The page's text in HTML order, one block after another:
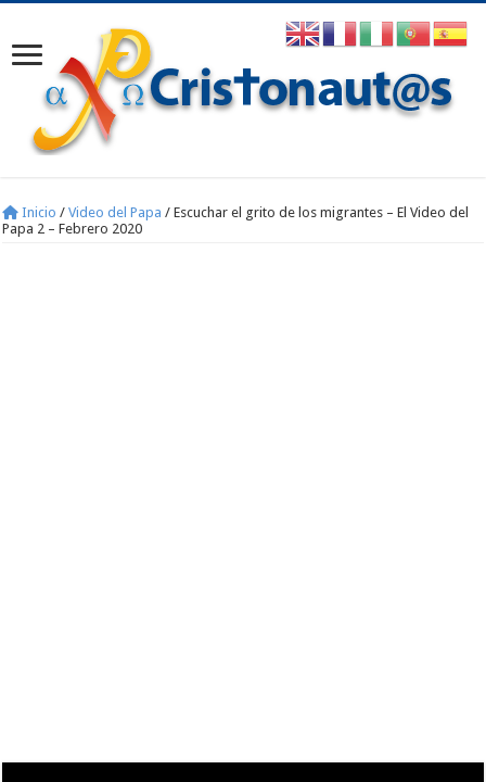
Inicio / Video del Papa / Escuchar el grito de los migrantes – El Video del
Papa 2 – Febrero 2020